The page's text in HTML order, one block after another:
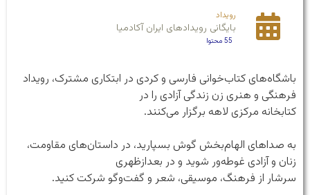
رویداد
بایگانی رویداد‌های ایران آکادمیا
55 محتوا
باشگاه‌های کتاب‌خوانی فارسی و کردی در ابتکاری مشترک، رویداد
فرهنگی و هنری زن زندگی آزادی را در
کتابخانه مرکزی لاهه برگزار می‌کنند.
به صداهای الهام‌بخش گوش بسپارید، در داستان‌های مقاومت،
زنان و آزادی غوطه‌ور شوید و در بعدازظهری
سرشار از فرهنگ، موسیقی، شعر و گفت‌وگو شرکت کنید.